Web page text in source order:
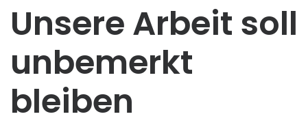
Unsere Arbeit soll
unbemerkt
bleiben